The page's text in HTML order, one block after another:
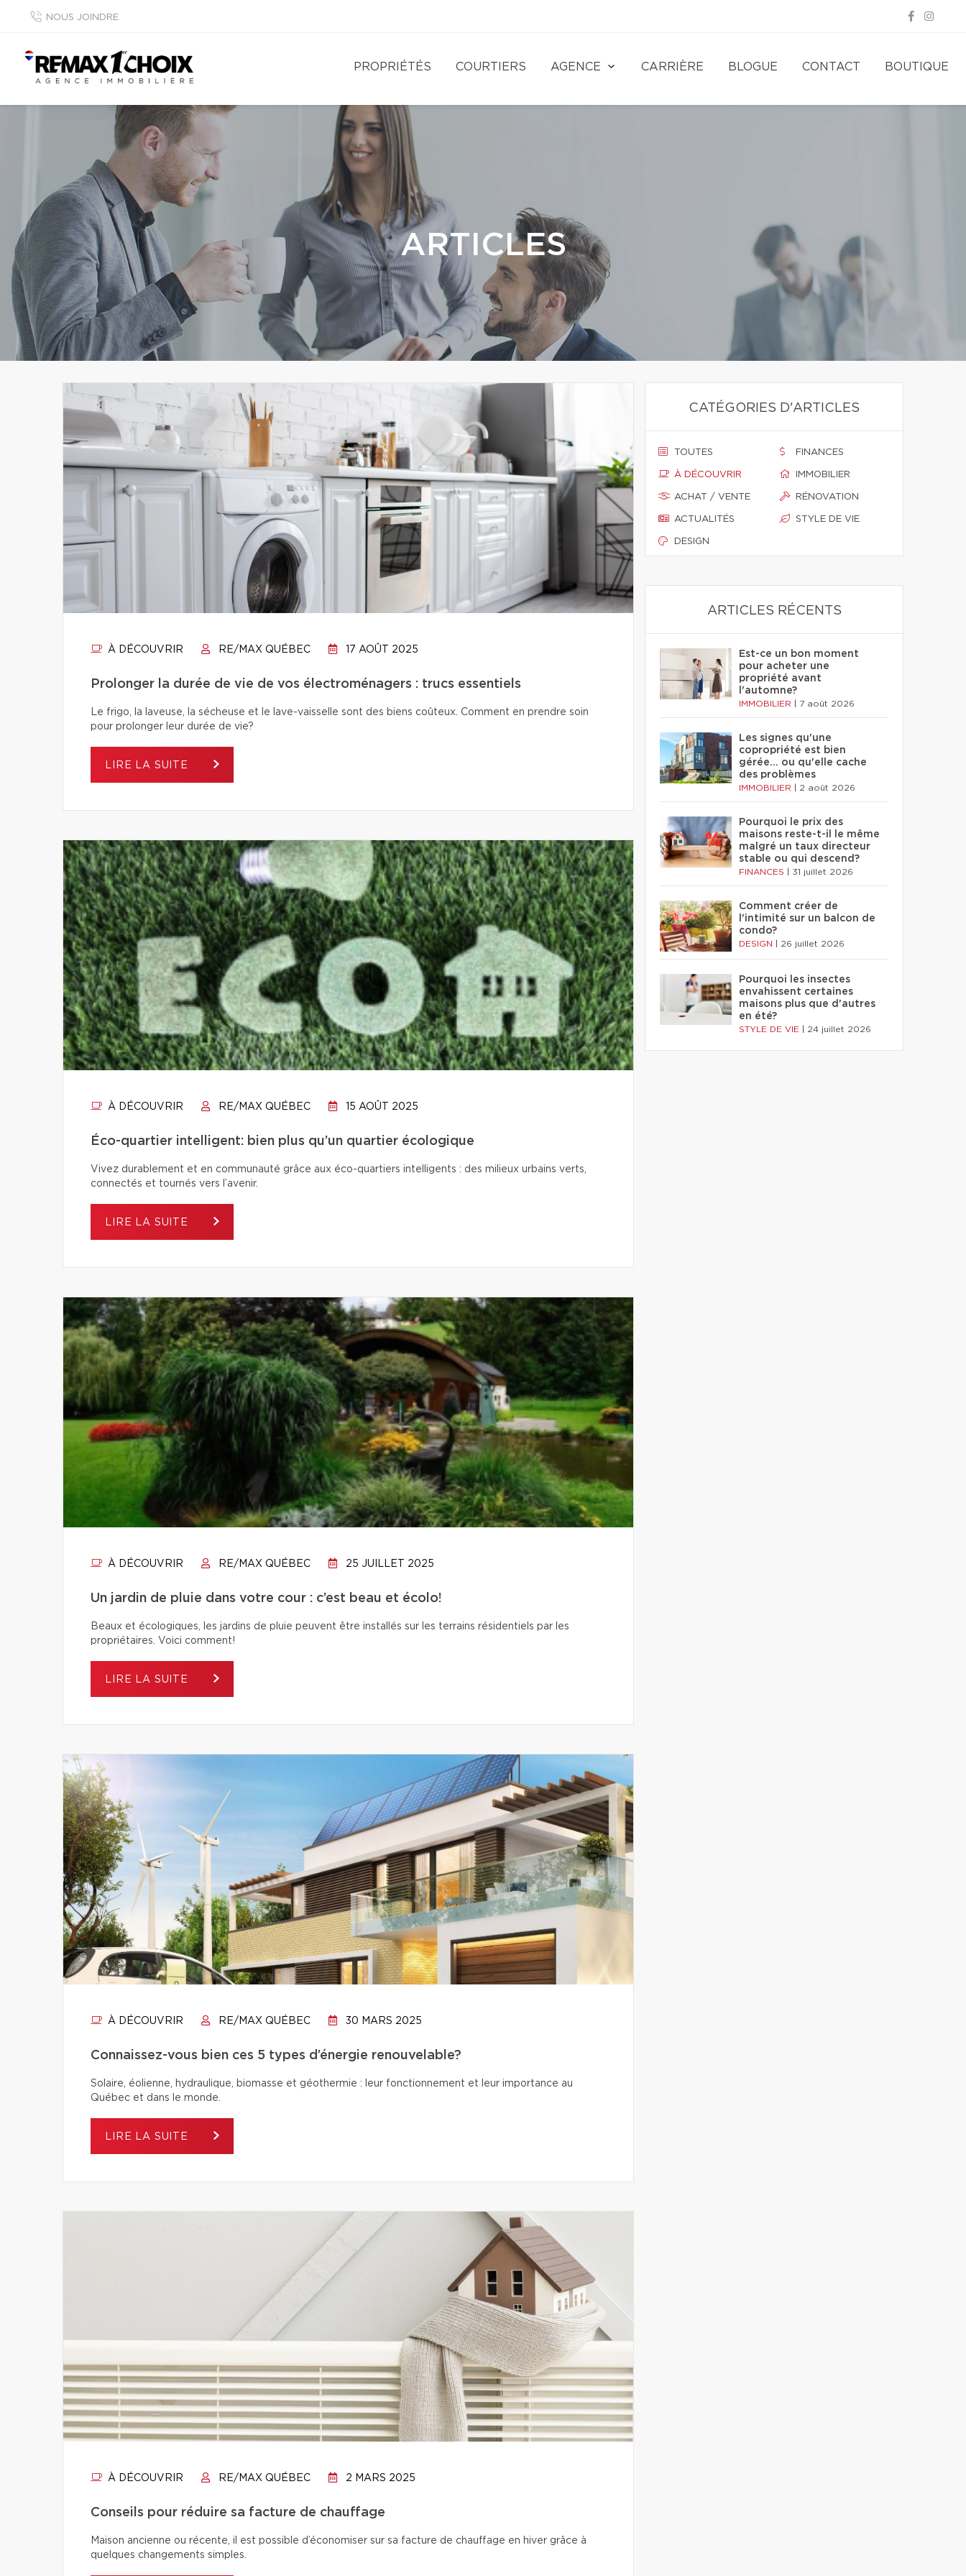
NOUS JOINDRE
PROPRIÉTÉS COURTIERS AGENCE CARRIÈRE BLOGUE CONTACT BOUTIQUE
ARTICLES
À DÉCOUVRIR RE/MAX QUÉBEC 17 AOÛT 2025
Prolonger la durée de vie de vos électroménagers : trucs essentiels
Le frigo, la laveuse, la sécheuse et le lave-vaisselle sont des biens coûteux. Comment en prendre soin
pour prolonger leur durée de vie?
LIRE LA SUITE
À DÉCOUVRIR RE/MAX QUÉBEC 15 AOÛT 2025
Éco-quartier intelligent: bien plus qu’un quartier écologique
Vivez durablement et en communauté grâce aux éco-quartiers intelligents : des milieux urbains verts,
connectés et tournés vers l’avenir.
LIRE LA SUITE
À DÉCOUVRIR RE/MAX QUÉBEC 25 JUILLET 2025
Un jardin de pluie dans votre cour : c’est beau et écolo!
Beaux et écologiques, les jardins de pluie peuvent être installés sur les terrains résidentiels par les
propriétaires. Voici comment!
LIRE LA SUITE
À DÉCOUVRIR RE/MAX QUÉBEC 30 MARS 2025
Connaissez-vous bien ces 5 types d’énergie renouvelable?
Solaire, éolienne, hydraulique, biomasse et géothermie : leur fonctionnement et leur importance au
Québec et dans le monde.
LIRE LA SUITE
À DÉCOUVRIR RE/MAX QUÉBEC 2 MARS 2025
Conseils pour réduire sa facture de chauffage
Maison ancienne ou récente, il est possible d’économiser sur sa facture de chauffage en hiver grâce à
quelques changements simples.
CATÉGORIES D'ARTICLES
TOUTES
À DÉCOUVRIR
ACHAT / VENTE
ACTUALITÉS
DESIGN
FINANCES
IMMOBILIER
RÉNOVATION
STYLE DE VIE
ARTICLES RÉCENTS
Est-ce un bon moment
pour acheter une
propriété avant
l'automne?
IMMOBILIER 7 août 2026
Les signes qu'une
copropriété est bien
gérée… ou qu'elle cache
des problèmes
IMMOBILIER 2 août 2026
Pourquoi le prix des
maisons reste-t-il le même
malgré un taux directeur
stable ou qui descend?
FINANCES 31 juillet 2026
Comment créer de
l'intimité sur un balcon de
condo?
DESIGN 26 juillet 2026
Pourquoi les insectes
envahissent certaines
maisons plus que d'autres
en été?
STYLE DE VIE 24 juillet 2026